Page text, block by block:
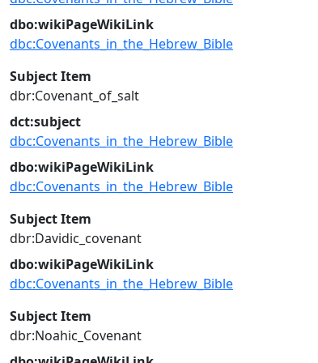
dbo:wikiPageWikiLink
dbc:Covenants_in_the_Hebrew_Bible
Subject Item
dbr:Covenant_of_salt
dct:subject
dbc:Covenants_in_the_Hebrew_Bible
dbo:wikiPageWikiLink
dbc:Covenants_in_the_Hebrew_Bible
Subject Item
dbr:Davidic_covenant
dbo:wikiPageWikiLink
dbc:Covenants_in_the_Hebrew_Bible
Subject Item
dbr:Noahic_Covenant